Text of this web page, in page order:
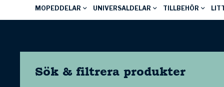
MOPEDDELAR UNIVERSALDELAR TILLBEHÖR
Sök & filtrera produkter